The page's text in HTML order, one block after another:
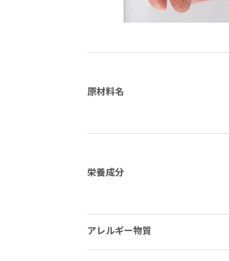
原材料名
栄養成分
アレルギー物質